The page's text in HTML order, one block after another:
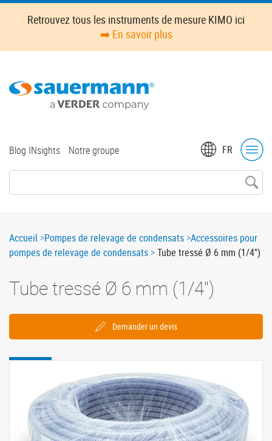
Skip
content
Retrouvez tous les instruments de mesure KIMO ici
➡️ En savoir plus
FR
Top
Blog INsights Notre groupe
Breadcrumb
Accueil Pompes de relevage de condensats Accessoires pour
pompes de relevage de condensats
Tube tressé Ø 6 mm (1/4'')
Tube tressé Ø 6 mm (1/4'')
Demander un devis